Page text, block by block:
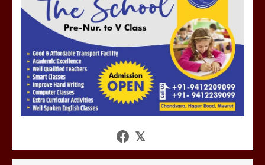
March 11, 2025
आखिर क्यों जैनुल सालीकिन को शहर काजी नहीं
बनने देना चाहते सुने क्या कहा मौलाना कारी
शफीकुर्रहमान रहमान ने
March 11, 2025